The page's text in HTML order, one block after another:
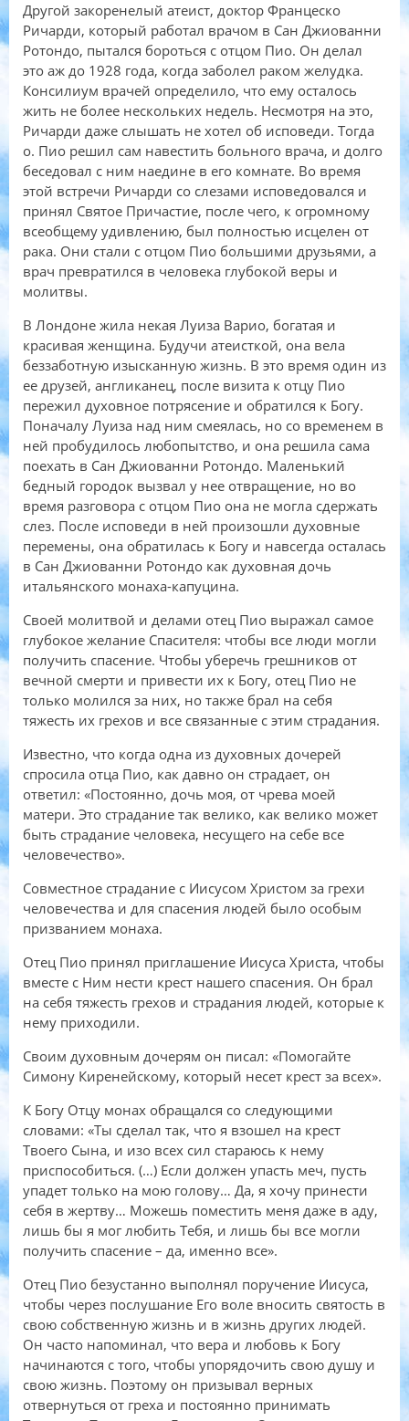
Другой закоренелый атеист, доктор Францеско
Ричарди, который работал врачом в Сан Джиованни
Ротондо, пытался бороться с отцом Пио. Он делал
это аж до 1928 года, когда заболел раком желудка.
Консилиум врачей определило, что ему осталось
жить не более нескольких недель. Несмотря на это,
Ричарди даже слышать не хотел об исповеди. Тогда
о. Пио решил сам навестить больного врача, и долго
беседовал с ним наедине в его комнате. Во время
этой встречи Ричарди со слезами исповедовался и
принял Святое Причастие, после чего, к огромному
всеобщему удивлению, был полностью исцелен от
рака. Они стали с отцом Пио большими друзьями, а
врач превратился в человека глубокой веры и
молитвы.
В Лондоне жила некая Луиза Варио, богатая и
красивая женщина. Будучи атеисткой, она вела
беззаботную изысканную жизнь. В это время один из
ее друзей, англиканец, после визита к отцу Пио
пережил духовное потрясение и обратился к Богу.
Поначалу Луиза над ним смеялась, но со временем в
ней пробудилось любопытство, и она решила сама
поехать в Сан Джиованни Ротондо. Маленький
бедный городок вызвал у нее отвращение, но во
время разговора с отцом Пио она не могла сдержать
слез. После исповеди в ней произошли духовные
перемены, она обратилась к Богу и навсегда осталась
в Сан Джиованни Ротондо как духовная дочь
итальянского монаха-капуцина.
Своей молитвой и делами отец Пио выражал самое
глубокое желание Спасителя: чтобы все люди могли
получить спасение. Чтобы уберечь грешников от
вечной смерти и привести их к Богу, отец Пио не
только молился за них, но также брал на себя
тяжесть их грехов и все связанные с этим страдания.
Известно, что когда одна из духовных дочерей
спросила отца Пио, как давно он страдает, он
ответил: «Постоянно, дочь моя, от чрева моей
матери. Это страдание так велико, как велико может
быть страдание человека, несущего на себе все
человечество».
Совместное страдание с Иисусом Христом за грехи
человечества и для спасения людей было особым
призванием монаха.
Отец Пио принял приглашение Иисуса Христа, чтобы
вместе с Ним нести крест нашего спасения. Он брал
на себя тяжесть грехов и страдания людей, которые к
нему приходили.
Своим духовным дочерям он писал: «Помогайте
Симону Киренейскому, который несет крест за всех».
К Богу Отцу монах обращался со следующими
словами: «Ты сделал так, что я взошел на крест
Твоего Сына, и изо всех сил стараюсь к нему
приспособиться. (…) Если должен упасть меч, пусть
упадет только на мою голову… Да, я хочу принести
себя в жертву… Можешь поместить меня даже в аду,
лишь бы я мог любить Тебя, и лишь бы все могли
получить спасение – да, именно все».
Отец Пио безустанно выполнял поручение Иисуса,
чтобы через послушание Его воле вносить святость в
свою собственную жизнь и в жизнь других людей.
Он часто напоминал, что вера и любовь к Богу
начинаются с того, чтобы упорядочить свою душу и
свою жизнь. Поэтому он призывал верных
отвернуться от греха и постоянно принимать